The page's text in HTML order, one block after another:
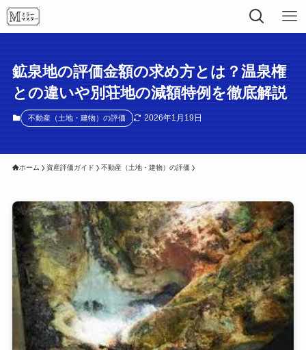
鉱泉地の評価金額の求め方とは？温泉権
との違いや別荘地の減額特例を徹底解説
不動産（土地・建物）の評価 2026年1月19日
ホーム 資産評価ガイド 不動産（土地・建物）の評価